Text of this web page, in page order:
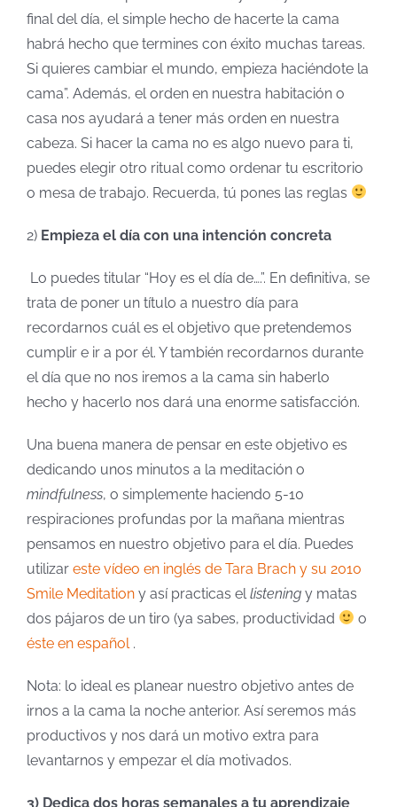
final del día, el simple hecho de hacerte la cama
habrá hecho que termines con éxito muchas tareas.
Si quieres cambiar el mundo, empieza haciéndote la
cama”. Además, el orden en nuestra habitación o
casa nos ayudará a tener más orden en nuestra
cabeza. Si hacer la cama no es algo nuevo para ti,
puedes elegir otro ritual como ordenar tu escritorio
o mesa de trabajo. Recuerda, tú pones las reglas
2) Empieza el día con una intención concreta
Lo puedes titular “Hoy es el día de….”. En definitiva, se
trata de poner un título a nuestro día para
recordarnos cuál es el objetivo que pretendemos
cumplir e ir a por él. Y también recordarnos durante
el día que no nos iremos a la cama sin haberlo
hecho y hacerlo nos dará una enorme satisfacción.
Una buena manera de pensar en este objetivo es
dedicando unos minutos a la meditación o
mindfulness, o simplemente haciendo 5-10
respiraciones profundas por la mañana mientras
pensamos en nuestro objetivo para el día. Puedes
utilizar este vídeo en inglés de Tara Brach y su 2010
Smile Meditation y así practicas el listening y matas
dos pájaros de un tiro (ya sabes, productividad
o
éste en español .
Nota: lo ideal es planear nuestro objetivo antes de
irnos a la cama la noche anterior. Así seremos más
productivos y nos dará un motivo extra para
levantarnos y empezar el día motivados.
3) Dedica dos horas semanales a tu aprendizaje